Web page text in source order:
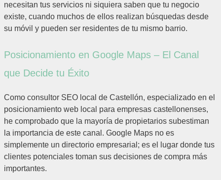
necesitan tus servicios ni siquiera saben que tu negocio
existe, cuando muchos de ellos realizan búsquedas desde
su móvil y pueden ser residentes de tu mismo barrio.
Posicionamiento en Google Maps – El Canal
que Decide tu Éxito
Como consultor SEO local de Castellón, especializado en el
posicionamiento web local para empresas castellonenses,
he comprobado que la mayoría de propietarios subestiman
la importancia de este canal. Google Maps no es
simplemente un directorio empresarial; es el lugar donde tus
clientes potenciales toman sus decisiones de compra más
importantes.